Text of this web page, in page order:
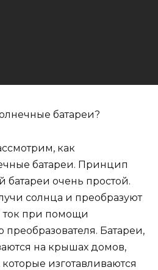
батареи?
как
батареи. Принцип
батареи очень простой.
солнца и преобразуют
ток при помощи
преобразователя. Батареи,
на крышах домов,
изготавливаются